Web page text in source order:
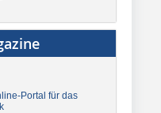
Portal für das